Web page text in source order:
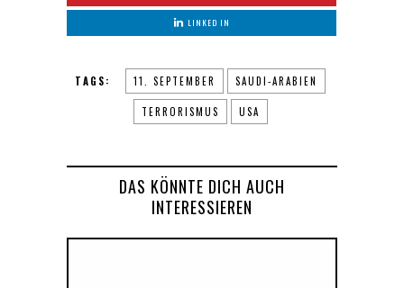
LINKED IN
TAGS: 11. SEPTEMBER SAUDI-ARABIEN
TERRORISMUS USA
DAS KÖNNTE DICH AUCH
INTERESSIEREN